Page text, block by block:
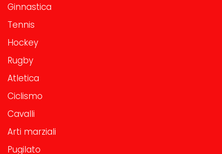
Ginnastica
Tennis
Hockey
Rugby
Atletica
Ciclismo
Cavalli
Arti marziali
Pugilato